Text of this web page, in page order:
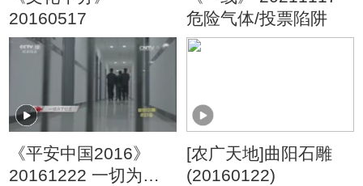
20160517
危险气体/投票陷阱
《平安中国2016》
20161222 一切为了
[农广天地]曲阳石雕
(20160122)